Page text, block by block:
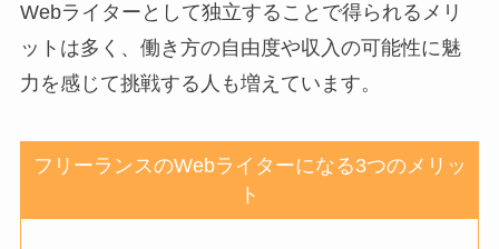
Webライターとして独立することで得られるメリ
ットは多く、働き方の自由度や収入の可能性に魅
力を感じて挑戦する人も増えています。
フリーランスのWebライターになる3つのメリッ
ト